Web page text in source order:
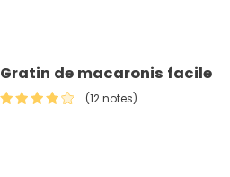
Gratin de macaronis facile
(12 notes)